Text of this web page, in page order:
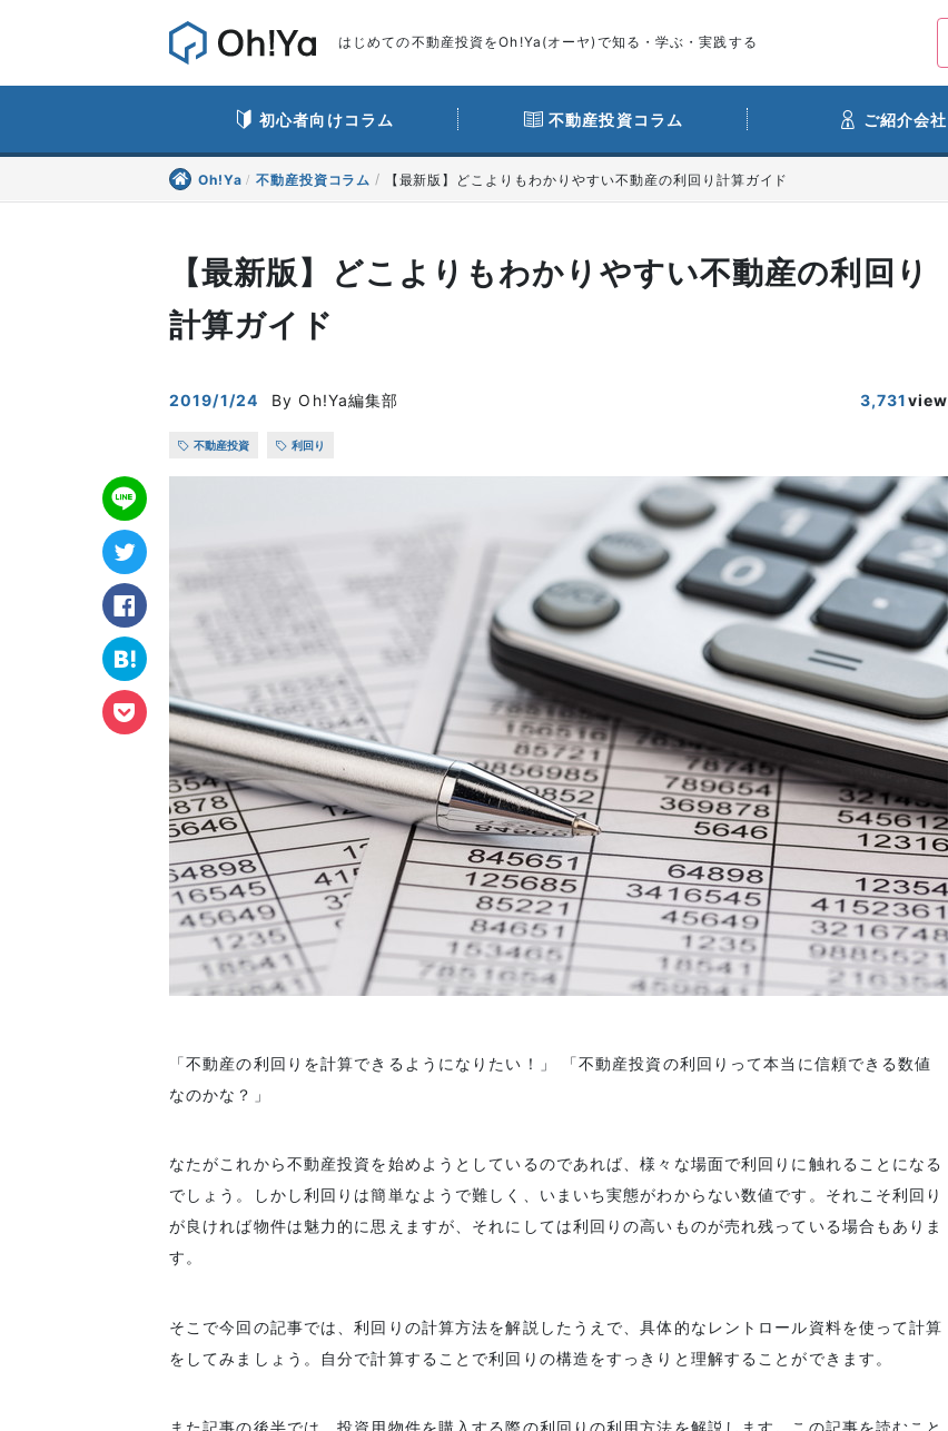
はじめての不動産投資をOh!Ya(オーヤ)で知る・学ぶ・実践する
初心者向けコラム 不動産投資コラム ご紹介会社
Oh!Ya 不動産投資コラム 【最新版】どこよりもわかりやすい不動産の利回り計算ガイド
【最新版】どこよりもわかりやすい不動産の利回り
計算ガイド
2019/1/24 By Oh!Ya編集部 3,731view
不動産投資 利回り
「不動産の利回りを計算できるようになりたい！」 「不動産投資の利回りって本当に信頼できる数値
なのかな？」
なたがこれから不動産投資を始めようとしているのであれば、様々な場面で利回りに触れることになる
でしょう。しかし利回りは簡単なようで難しく、いまいち実態がわからない数値です。それこそ利回り
が良ければ物件は魅力的に思えますが、それにしては利回りの高いものが売れ残っている場合もありま
す。
そこで今回の記事では、利回りの計算方法を解説したうえで、具体的なレントロール資料を使って計算
をしてみましょう。自分で計算することで利回りの構造をすっきりと理解することができます。
また記事の後半では、投資用物件を購入する際の利回りの利用方法を解説します。この記事を読むこと